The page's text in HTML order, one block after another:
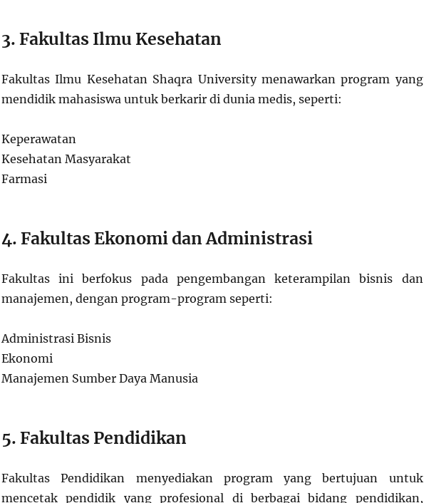
3. Fakultas Ilmu Kesehatan
Fakultas Ilmu Kesehatan Shaqra University menawarkan program yang
mendidik mahasiswa untuk berkarir di dunia medis, seperti:
Keperawatan
Kesehatan Masyarakat
Farmasi
4. Fakultas Ekonomi dan Administrasi
Fakultas ini berfokus pada pengembangan keterampilan bisnis dan
manajemen, dengan program-program seperti:
Administrasi Bisnis
Ekonomi
Manajemen Sumber Daya Manusia
5. Fakultas Pendidikan
Fakultas Pendidikan menyediakan program yang bertujuan untuk
mencetak pendidik yang profesional di berbagai bidang pendidikan,